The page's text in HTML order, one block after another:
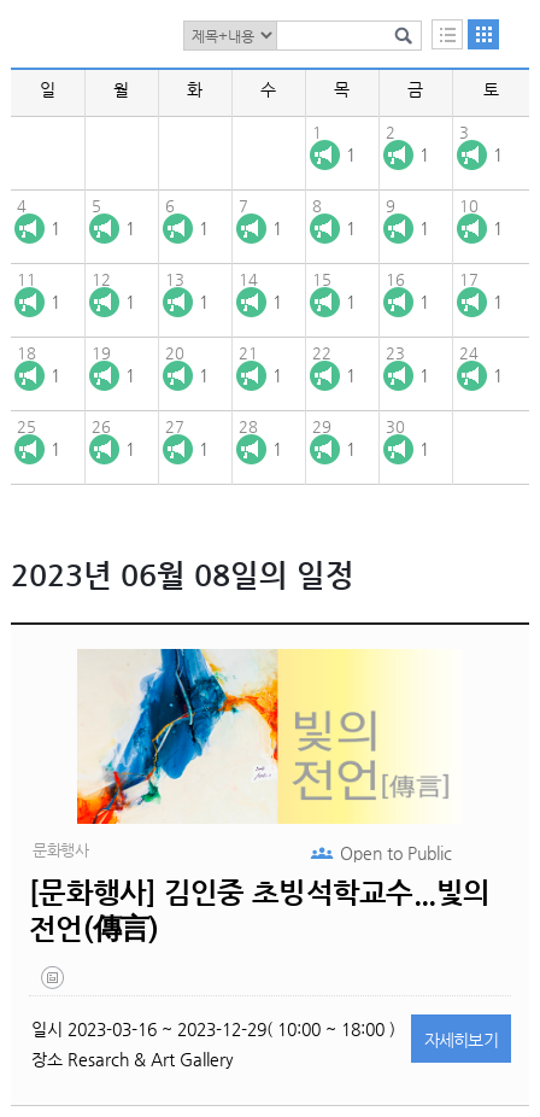
일 월 화 수 목 금 토
1
1
2
1
3
1
4
1
5
1
6
1
7
1
8
1
9
1
10
1
11
1
12
1
13
1
14
1
15
1
16
1
17
1
18
1
19
1
20
1
21
1
22
1
23
1
24
1
25
1
26
1
27
1
28
1
29
1
30
1
2023년 06월 08일의 일정
문화행사
[문화행사] 김인중 초빙석학교수...빛의
전언(傳言)
Open toPublic
일시 2023-03-16 ~ 2023-12-29( 10:00 ~ 18:00 )
장소 Resarch & Art Gallery
자세히보기